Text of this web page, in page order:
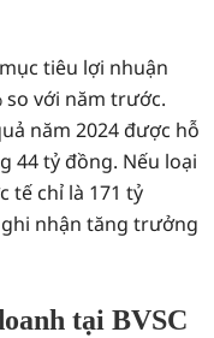
tiêu lợi nhuận
so với năm trước.
năm 2024 được hỗ
44 tỷ đồng. Nếu loại
tế chỉ là 171 tỷ
nhận tăng trưởng